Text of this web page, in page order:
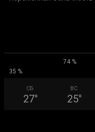
74 %
35 %
СБ
27°
ВС
25°